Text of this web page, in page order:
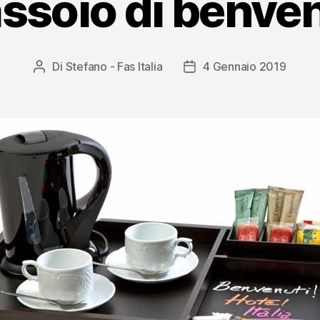
Autore
Di Stefano - Fas Italia
Data4 Gennaio 2019